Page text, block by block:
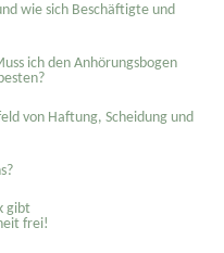
wie sich Beschäftigte und
ich den Anhörungsbogen
von Haftung, Scheidung und
gibt
frei!